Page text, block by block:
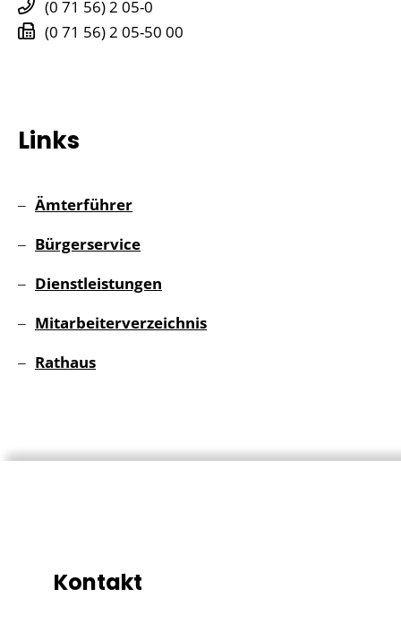
(0 71 56) 2 05-0
(0 71 56) 2 05-50 00
Links
Ämterführer
Bürgerservice
Dienstleistungen
Mitarbeiterverzeichnis
Rathaus
Kontakt